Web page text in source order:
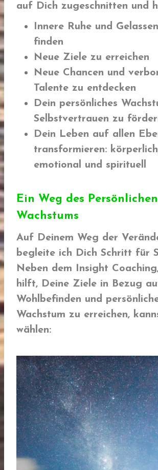
auf Dich zugeschnitten und
Innere Ruhe und
finden
Neue Ziele zu erreichen
Neue Chancen und
Talente zu entdecken
Dein persönliches
Selbstvertrauen zu
Dein Leben auf allen
transformieren:
emotional und spirituell
Ein Weg des Persönlichen
Wachstums
Auf Deinem Weg der
begleite ich Dich Schritt für
Neben dem Insight
hilft, Deine Ziele in Bezug
Wohlbefinden und
Wachstum zu erreichen,
wählen: